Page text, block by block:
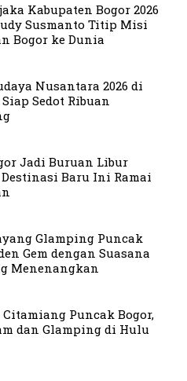
Kabupaten Bogor 2026
Susmanto Titip Misi
Bogor ke Dunia
Nusantara 2026 di
Sedot Ribuan
Jadi Buruan Libur
Destinasi Baru Ini Ramai
Glamping Puncak
Gem dengan Suasana
Menenangkan
Puncak Bogor,
dan Glamping di Hulu